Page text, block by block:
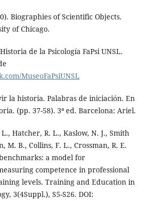
Biographies of Scientific Objects.
of Chicago.
de la Psicología FaPsi UNSL.
MuseoFaPsiUNSL
la historia. Palabras de iniciación. En
(pp. 37-58). 3ª ed. Barcelona: Ariel.
Hatcher, R. L., Kaslow, N. J., Smith
M. B., Collins, F. L., Crossman, R. E.
a model for
competence in professional
levels. Training and Education in
3(4Suppl.), S5-S26. DOI: